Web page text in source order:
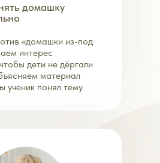
«домашки из-под
интерес
дети не дёргали
материал
ученик понял тему
домашку